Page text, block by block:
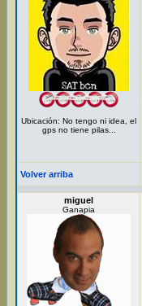
Ubicación: No tengo ni idea, el
gps no tiene pilas...
Volver arriba
miguel
Ganapia